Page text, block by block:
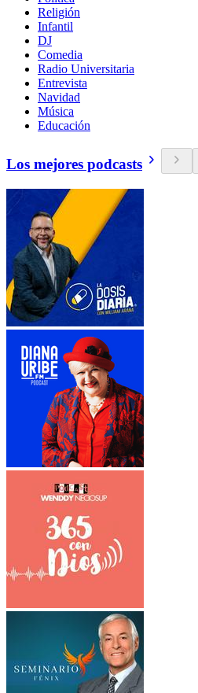
Religión
Infantil
DJ
Comedia
Radio Universitaria
Entrevista
Navidad
Música
Educación
Los mejores podcasts